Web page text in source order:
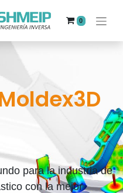
0
para la industria de
con la mejor